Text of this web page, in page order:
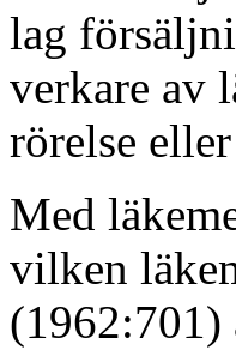
lag
verkare av
rörelse
Med
vilken